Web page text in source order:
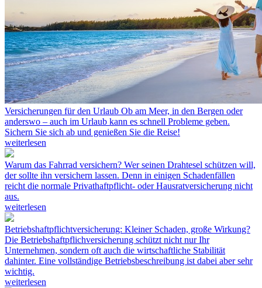
Versicherungen für den Urlaub Ob am Meer, in den Bergen oder
anderswo – auch im Urlaub kann es schnell Probleme geben.
Sichern Sie sich ab und genießen Sie die Reise!
weiterlesen
Warum das Fahrrad versichern? Wer seinen Drahtesel schützen will,
der sollte ihn versichern lassen. Denn in einigen Schadenfällen
reicht die normale Privathaftpflicht- oder Hausratversicherung nicht
aus.
weiterlesen
Betriebshaftpflichtversicherung: Kleiner Schaden, große Wirkung?
Die Betriebshaftpflichversicherung schützt nicht nur Ihr
Unternehmen, sondern oft auch die wirtschaftliche Stabilität
dahinter. Eine vollständige Betriebsbeschreibung ist dabei aber sehr
wichtig.
weiterlesen